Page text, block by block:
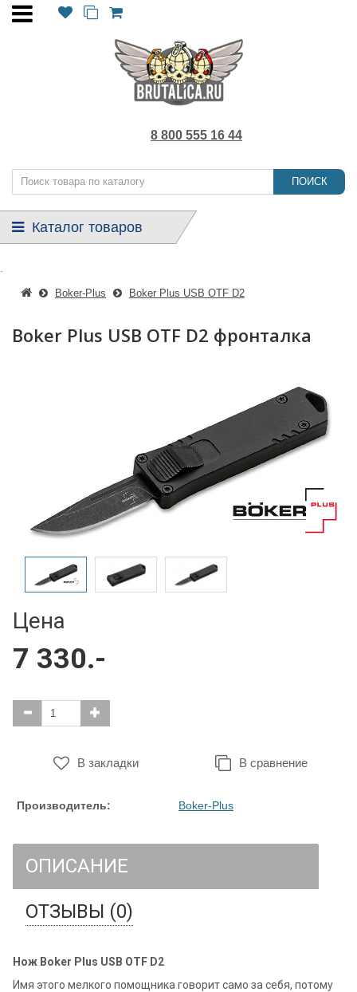
8 800 555 16 44
ПОИСК
Каталог товаров
Boker-Plus Boker Plus USB OTF D2
Boker Plus USB OTF D2 фронталка
Цена
7 330.-
В закладки В сравнение
Производитель: Boker-Plus
ОПИСАНИЕ
ОТЗЫВЫ (0)
Нож Boker Plus USB OTF D2
Имя этого мелкого помощника говорит само за себя, потому